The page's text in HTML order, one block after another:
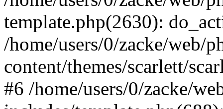
template.php(2630):
/home/users/0/zacke/web/
content/themes/scarlett/
#6 /home/users/0/zacke/